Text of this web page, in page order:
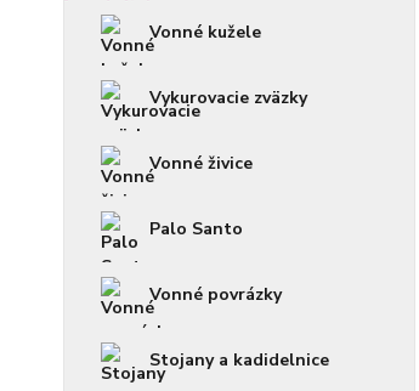
Vonné kužele
Vykurovacie zväzky
Vonné živice
Palo Santo
Vonné povrázky
Stojany a kadidelnice